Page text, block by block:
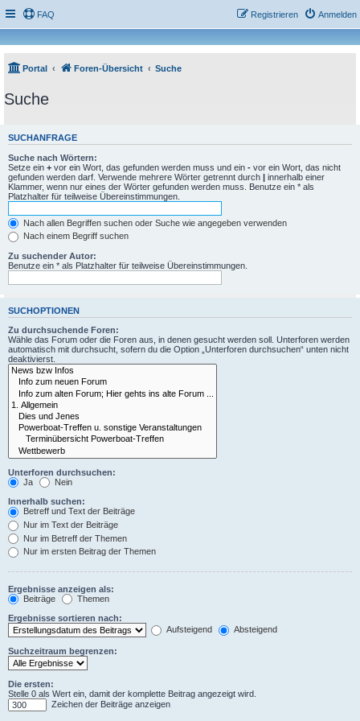
FAQ Anmelden
Registrieren
Portal Foren-Übersicht Suche
Suche
SUCHANFRAGE
Suche nach Wörtern:
Setze ein + vor ein Wort, das gefunden werden muss und ein - vor ein Wort, das nicht
gefunden werden darf. Verwende mehrere Wörter getrennt durch | innerhalb einer
Klammer, wenn nur eines der Wörter gefunden werden muss. Benutze ein * als
Platzhalter für teilweise Übereinstimmungen.
Nach allen Begriffen suchen oder Suche wie angegeben verwenden
Nach einem Begriff suchen
Zu suchender Autor:
Benutze ein * als Platzhalter für teilweise Übereinstimmungen.
SUCHOPTIONEN
Zu durchsuchende Foren:
Wähle das Forum oder die Foren aus, in denen gesucht werden soll. Unterforen werden
automatisch mit durchsucht, sofern du die Option „Unterforen durchsuchen“ unten nicht
deaktivierst.
Unterforen durchsuchen:
Ja
Nein
Innerhalb suchen:
Betreff und Text der Beiträge
Nur im Text der Beiträge
Nur im Betreff der Themen
Nur im ersten Beitrag der Themen
Ergebnisse anzeigen als:
Beiträge
Themen
Ergebnisse sortieren nach:
Aufsteigend
Absteigend
Suchzeitraum begrenzen:
Die ersten:
Stelle 0 als Wert ein, damit der komplette Beitrag angezeigt wird.
Zeichen der Beiträge anzeigen